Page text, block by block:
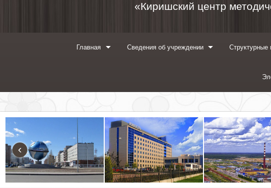
«Киришский центр
Главная Сведения об учреждении Структурные
‹